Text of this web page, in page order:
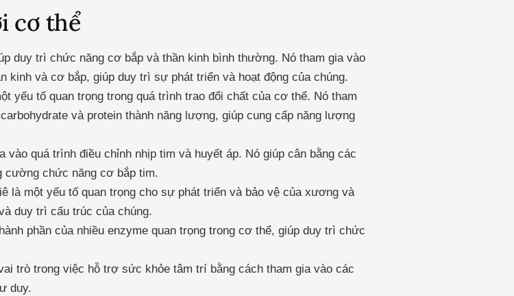
cơ thể
duy trì chức năng cơ bắp và thần kinh bình thường. Nó tham gia vào
kinh và cơ bắp, giúp duy trì sự phát triển và hoạt động của chúng.
yếu tố quan trọng trong quá trình trao đổi chất của cơ thể. Nó tham
và protein thành năng lượng, giúp cung cấp năng lượng
vào quá trình điều chỉnh nhịp tim và huyết áp. Nó giúp cân bằng các
cường chức năng cơ bắp tim.
là một yếu tố quan trọng cho sự phát triển và bảo vệ của xương và
duy trì cấu trúc của chúng.
phần của nhiều enzyme quan trọng trong cơ thể, giúp duy trì chức
trò trong việc hỗ trợ sức khỏe tâm trí bằng cách tham gia vào các
duy.